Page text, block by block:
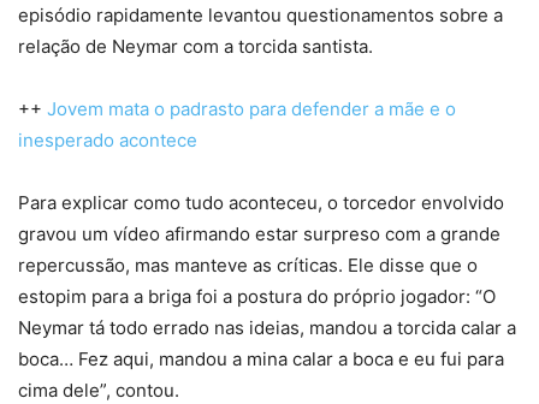
episódio rapidamente levantou questionamentos sobre a
relação de Neymar com a torcida santista.
++ Jovem mata o padrasto para defender a mãe e o
inesperado acontece
Para explicar como tudo aconteceu, o torcedor envolvido
gravou um vídeo afirmando estar surpreso com a grande
repercussão, mas manteve as críticas. Ele disse que o
estopim para a briga foi a postura do próprio jogador: “O
Neymar tá todo errado nas ideias, mandou a torcida calar a
boca… Fez aqui, mandou a mina calar a boca e eu fui para
cima dele”, contou.